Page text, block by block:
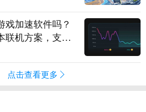
戏加速软件吗？
联机方案，支持
点击查看更多